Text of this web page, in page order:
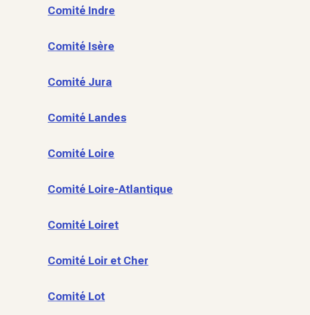
Comité Indre
Comité Isère
Comité Jura
Comité Landes
Comité Loire
Comité Loire-Atlantique
Comité Loiret
Comité Loir et Cher
Comité Lot